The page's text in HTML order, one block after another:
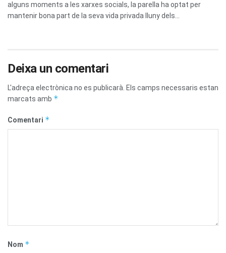
alguns moments a les xarxes socials, la parella ha optat per
mantenir bona part de la seva vida privada lluny dels...
Deixa un comentari
L'adreça electrònica no es publicarà. Els camps necessaris estan
marcats amb *
Comentari *
Nom *